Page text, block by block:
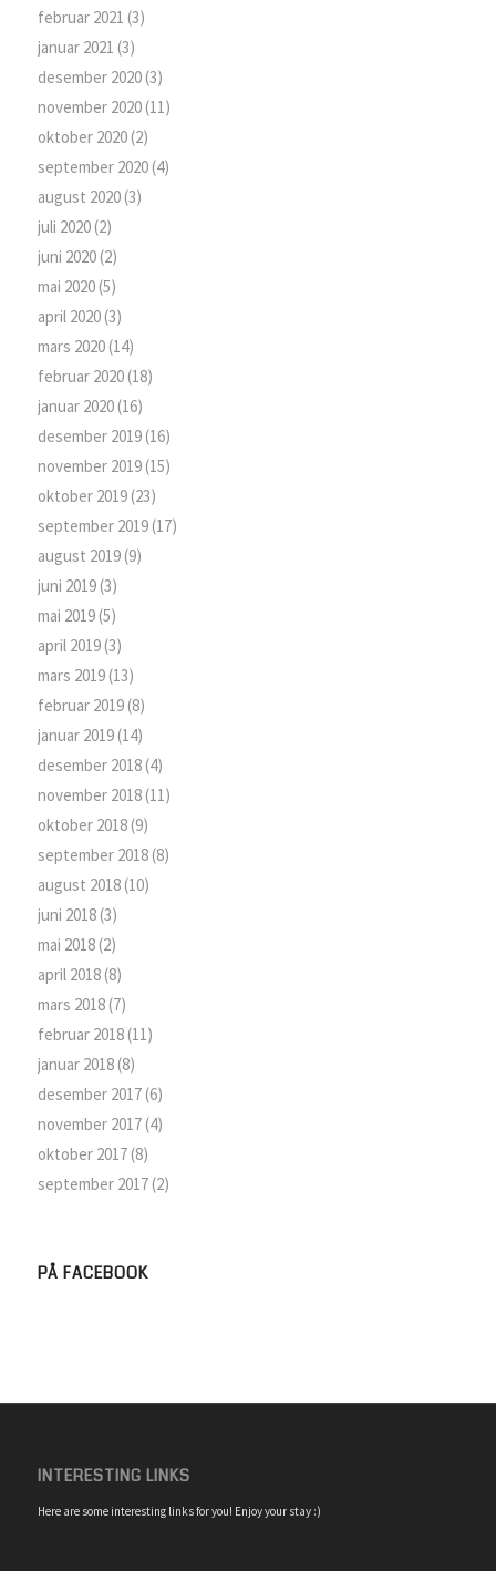
februar 2021 (3)
januar 2021 (3)
desember 2020(3)
november 2020(11)
oktober 2020(2)
september 2020(4)
august 2020(3)
juli 2020(2)
juni 2020(2)
mai 2020(5)
april 2020(3)
mars 2020(14)
februar 2020(18)
januar 2020(16)
desember 2019(16)
november 2019(15)
oktober 2019(23)
september 2019(17)
august 2019(9)
juni 2019(3)
mai 2019(5)
april 2019(3)
mars 2019(13)
februar 2019(8)
januar 2019(14)
desember 2018(4)
november 2018(11)
oktober 2018(9)
september 2018(8)
august 2018(10)
juni 2018(3)
mai 2018(2)
april 2018(8)
mars 2018(7)
februar 2018(11)
januar 2018(8)
desember 2017(6)
november 2017(4)
oktober 2017(8)
september 2017(2)
PÅ FACEBOOK
INTERESTING LINKS
Here are some interesting links for you! Enjoy your stay :)